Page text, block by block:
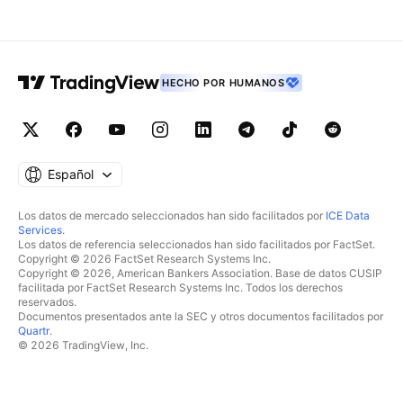
HECHO POR HUMANOS
Español
Los datos de mercado seleccionados han sido facilitados por ICE Data
Services.
Los datos de referencia seleccionados han sido facilitados por FactSet.
Copyright © 2026 FactSet Research Systems Inc.
Copyright © 2026, American Bankers Association. Base de datos CUSIP
facilitada por FactSet Research Systems Inc. Todos los derechos
reservados.
Documentos presentados ante la SEC y otros documentos facilitados por
Quartr.
© 2026 TradingView, Inc.